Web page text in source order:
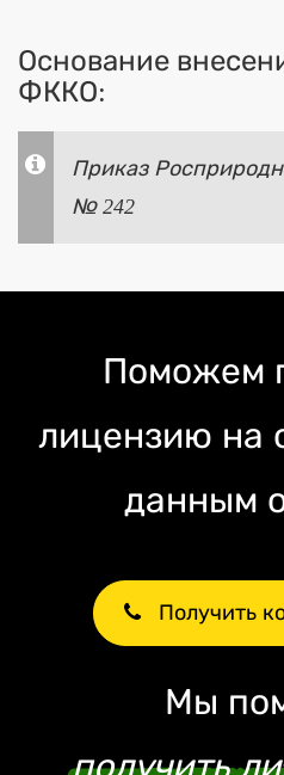
Основание
ФККО:
Приказ
№ 242
Поможем
лицензию на
данным
Получить
Мы
получить